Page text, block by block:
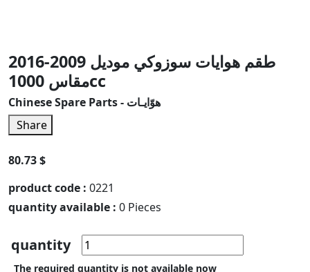
طقم هوايات سوزوكي موديل 2009-2016
مقاس 1000cc
Chinese Spare Parts - هوّايـات
Share
80.73 $
product code : 0221
quantity available : 0 Pieces
quantity
The required quantity is not available now